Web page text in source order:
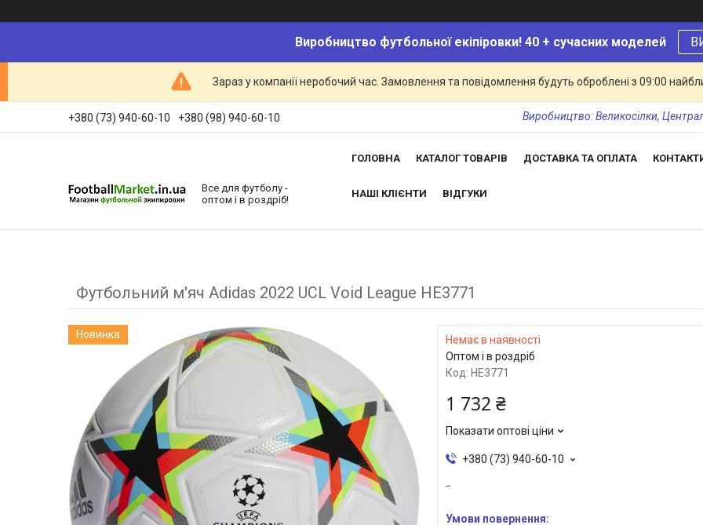
Виробництво футбольної екіпіровки! 40 + сучасних моделей
Зараз у компанії неробочий час. Замовлення та повідомлення будуть оброблені з 09:00
+380 (73) 940-60-10 +380 (98) 940-60-10 Виробництво: Великосілки,
Все для футболу -
оптом і в роздріб!
ГОЛОВНА КАТАЛОГ ТОВАРІВ ДОСТАВКА ТА ОПЛАТА
НАШІ КЛІЄНТИ ВІДГУКИ
Футбольний м'яч Adidas 2022 UCL Void League HE3771
Новинка
Немає в наявності
Оптом і в роздріб
Код: HE3771
1 732 ₴
Показати оптові ціни
+380 (73) 940-60-10